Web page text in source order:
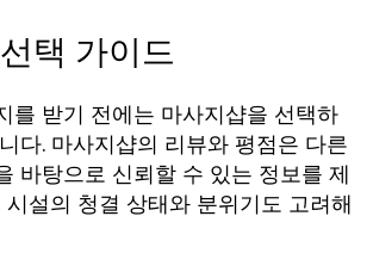
택 가이드
를 받기 전에는 마사지샵을 선택하
다. 마사지샵의 리뷰와 평점은 다른
바탕으로 신뢰할 수 있는 정보를 제
시설의 청결 상태와 분위기도 고려해